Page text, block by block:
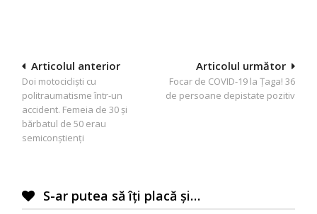
Navigare
în
articole
Articolul următor
Focar de COVID-19 la Ţaga! 36
de persoane depistate pozitiv
Articolul anterior
Doi motociclişti cu
politraumatisme într-un
accident. Femeia de 30 şi
bărbatul de 50 erau
semiconştienţi
S-ar putea să îți placă și…